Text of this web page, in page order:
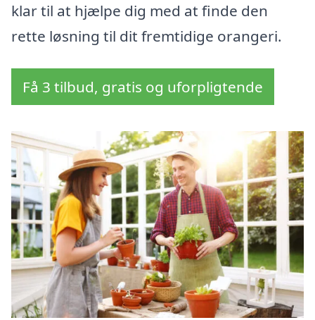
klar til at hjælpe dig med at finde den
rette løsning til dit fremtidige orangeri.
Få 3 tilbud, gratis og uforpligtende